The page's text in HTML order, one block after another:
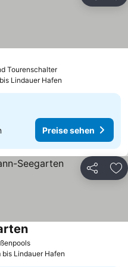
TourenschalterPreise sehen
Lindauer Hafen
Preise sehen
Teilen
Preise sehen
Preise sehen
bis Lindauer Hafen